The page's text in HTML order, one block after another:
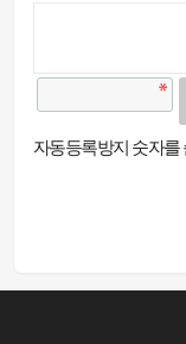
자동등록방지 숫자를